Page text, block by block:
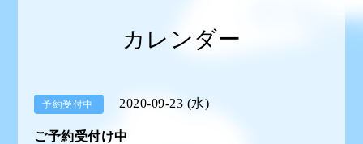
カレンダー
予約受付中 2020-09-23 (水)
ご予約受付け中